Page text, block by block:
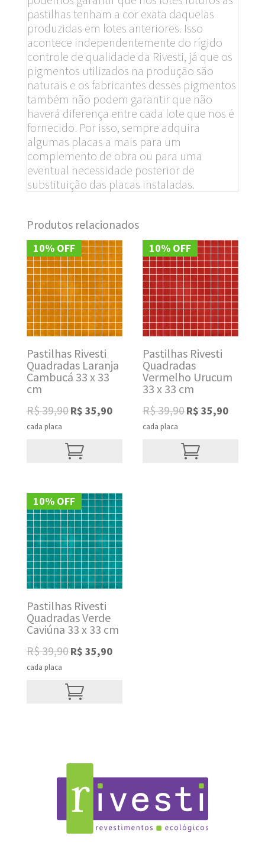
pastilhas tenham a cor exata daquelas
produzidas em lotes anteriores. Isso
acontece independentemente do rígido
controle de qualidade da Rivesti, já que os
pigmentos utilizados na produção são
naturais e os fabricantes desses pigmentos
também não podem garantir que não
haverá diferença entre cada lote que nos é
fornecido. Por isso, sempre adquira
algumas placas a mais para um
complemento de obra ou para uma
eventual necessidade posterior de
substituição das placas instaladas.
Produtos relacionados
10% OFF
Pastilhas Rivesti
Quadradas Laranja
Cambucá 33 x 33
cm
R$39,90 Original
R$ 39,90.
R$ 35,90Current
cada placa
10% OFF
Pastilhas Rivesti
Quadradas
Vermelho Urucum
33 x 33 cm
R$39,90 Original
R$ 39,90.
R$ 35,90
cada placa
10% OFF
Pastilhas Rivesti
Quadradas Verde
Caviúna 33 x 33 cm
R$39,90 Original
R$ 39,90.
R$ 35,90Current
cada placa